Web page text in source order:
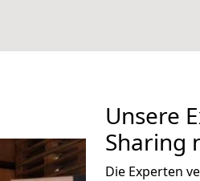
Unsere
Sharing
Die Experten